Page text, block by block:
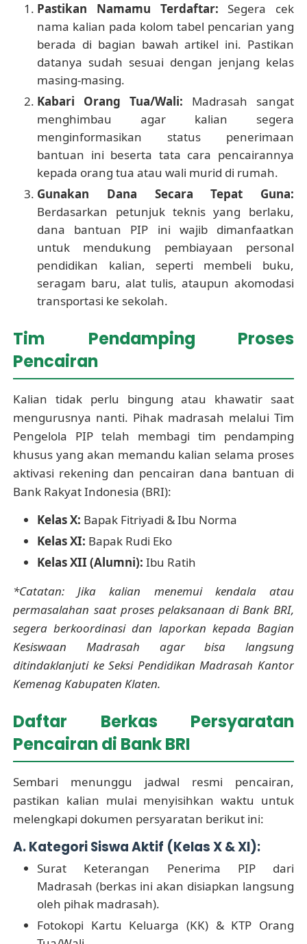
Pastikan Namamu Terdaftar: Segera cek
nama kalian pada kolom tabel pencarian yang
berada di bagian bawah artikel ini. Pastikan
datanya sudah sesuai dengan jenjang kelas
masing-masing.
Kabari Orang Tua/Wali: Madrasah sangat
menghimbau agar kalian segera
menginformasikan status penerimaan
bantuan ini beserta tata cara pencairannya
kepada orang tua atau wali murid di rumah.
Gunakan Dana Secara Tepat Guna:
Berdasarkan petunjuk teknis yang berlaku,
dana bantuan PIP ini wajib dimanfaatkan
untuk mendukung pembiayaan personal
pendidikan kalian, seperti membeli buku,
seragam baru, alat tulis, ataupun akomodasi
transportasi ke sekolah.
Tim Pendamping Proses
Pencairan
Kalian tidak perlu bingung atau khawatir saat
mengurusnya nanti. Pihak madrasah melalui Tim
Pengelola PIP telah membagi tim pendamping
khusus yang akan memandu kalian selama proses
aktivasi rekening dan pencairan dana bantuan di
Bank Rakyat Indonesia (BRI):
Kelas X: Bapak Fitriyadi & Ibu Norma
Kelas XI: Bapak Rudi Eko
Kelas XII (Alumni): Ibu Ratih
*Catatan: Jika kalian menemui kendala atau
permasalahan saat proses pelaksanaan di Bank BRI,
segera berkoordinasi dan laporkan kepada Bagian
Kesiswaan Madrasah agar bisa langsung
ditindaklanjuti ke Seksi Pendidikan Madrasah Kantor
Kemenag Kabupaten Klaten.
Daftar Berkas Persyaratan
Pencairan di Bank BRI
Sembari menunggu jadwal resmi pencairan,
pastikan kalian mulai menyisihkan waktu untuk
melengkapi dokumen persyaratan berikut ini:
A. Kategori Siswa Aktif (Kelas X & XI):
Surat Keterangan Penerima PIP dari
Madrasah (berkas ini akan disiapkan langsung
oleh pihak madrasah).
Fotokopi Kartu Keluarga (KK) & KTP Orang